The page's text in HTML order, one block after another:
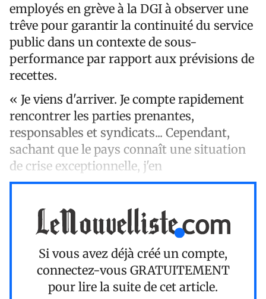
employés en grève à la DGI à observer une
trêve pour garantir la continuité du service
public dans un contexte de sous-
performance par rapport aux prévisions de
recettes.
« Je viens d'arriver. Je compte rapidement
rencontrer les parties prenantes,
responsables et syndicats... Cependant,
sachant que le pays connaît une situation
de crise exceptionnelle, j'en
Si vous avez déjà créé un compte,
connectez-vous GRATUITEMENT
pour lire la suite de cet article.